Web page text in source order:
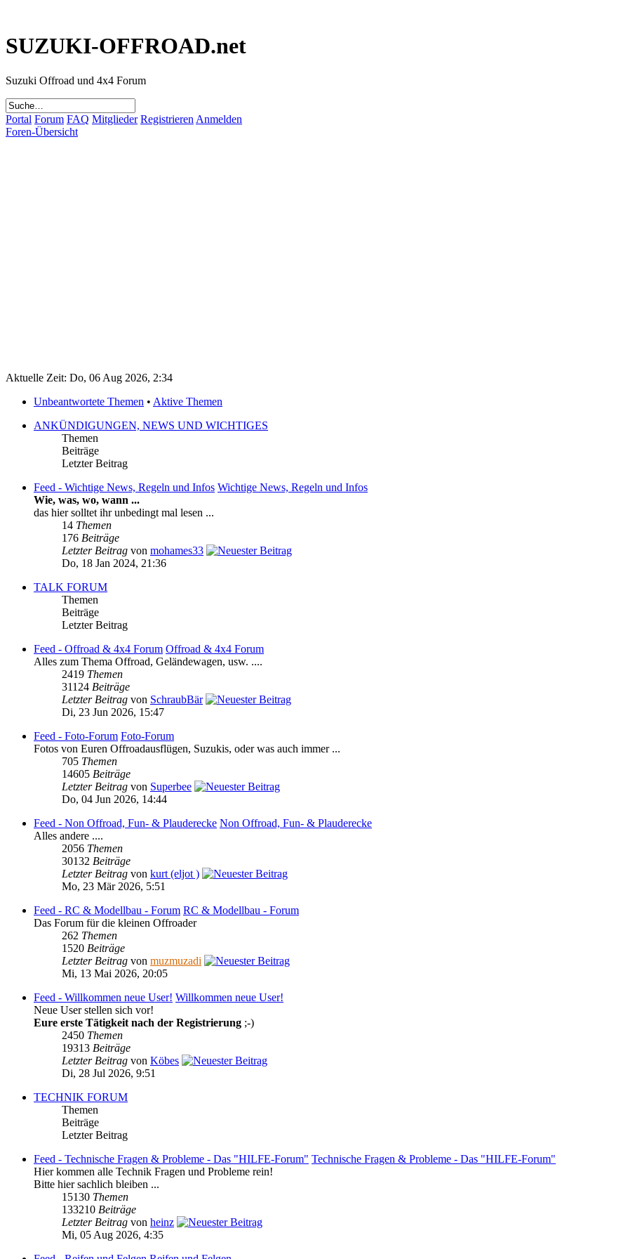
SUZUKI-OFFROAD.net
Suzuki Offroad und 4x4 Forum
Portal Forum FAQ Mitglieder Registrieren Anmelden
Foren-Übersicht
Aktuelle Zeit: Do, 06 Aug 2026, 2:34
Unbeantwortete Themen • Aktive Themen
ANKÜNDIGUNGEN, NEWS UND WICHTIGES
Themen
Beiträge
Letzter Beitrag
Feed - Wichtige News, Regeln und Infos Wichtige News, Regeln und Infos
Wie, was, wo, wann ...
das hier solltet ihr unbedingt mal lesen ...
14 Themen
176 Beiträge
Letzter Beitrag von mohames33
Do, 18 Jan 2024, 21:36
TALK FORUM
Themen
Beiträge
Letzter Beitrag
Feed - Offroad & 4x4 Forum Offroad & 4x4 Forum
Alles zum Thema Offroad, Geländewagen, usw. ....
2419 Themen
31124 Beiträge
Letzter Beitrag von SchraubBär
Di, 23 Jun 2026, 15:47
Feed - Foto-Forum Foto-Forum
Fotos von Euren Offroadausflügen, Suzukis, oder was auch immer ...
705 Themen
14605 Beiträge
Letzter Beitrag von Superbee
Do, 04 Jun 2026, 14:44
Feed - Non Offroad, Fun- & Plauderecke Non Offroad, Fun- & Plauderecke
Alles andere ....
2056 Themen
30132 Beiträge
Letzter Beitrag von kurt (eljot )
Mo, 23 Mär 2026, 5:51
Feed - RC & Modellbau - Forum RC & Modellbau - Forum
Das Forum für die kleinen Offroader
262 Themen
1520 Beiträge
Letzter Beitrag von muzmuzadi
Mi, 13 Mai 2026, 20:05
Feed - Willkommen neue User! Willkommen neue User!
Neue User stellen sich vor!
Eure erste Tätigkeit nach der Registrierung ;-)
2450 Themen
19313 Beiträge
Letzter Beitrag von Köbes
Di, 28 Jul 2026, 9:51
TECHNIK FORUM
Themen
Beiträge
Letzter Beitrag
Feed - Technische Fragen & Probleme - Das "HILFE-Forum" Technische Fragen & Probleme - Das "HILFE-Forum"
Hier kommen alle Technik Fragen und Probleme rein!
Bitte hier sachlich bleiben ...
15130 Themen
133210 Beiträge
Letzter Beitrag von heinz
Mi, 05 Aug 2026, 4:35